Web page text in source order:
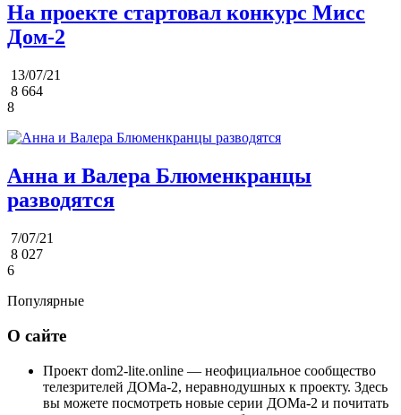
На проекте стартовал конкурс Мисс
Дом-2
13/07/21
8 664
8
Анна и Валера Блюменкранцы
разводятся
7/07/21
8 027
6
Популярные
О сайте
Проект dom2-lite.online — неофициальное сообщество
телезрителей ДОМа-2, неравнодушных к проекту. Здесь
вы можете посмотреть новые серии ДОМа-2 и почитать